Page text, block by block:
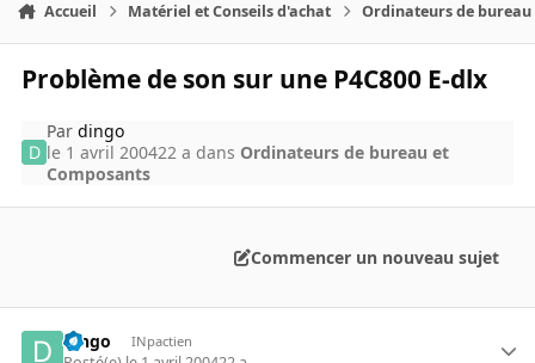
Accueil Matériel et Conseils d'achat Ordinateurs de bureau
Problème de son sur une P4C800 E-dlx
Pardingo
le 1 avril 200422 a dans Ordinateurs de bureau et
Composants
Commencer un nouveau sujet
dingo INpactien